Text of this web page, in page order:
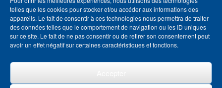
telles que les cookies pour stocker et/ou accéder aux informations des
appareils. Le fait de consentir à ces technologies nous permettra de traiter
des données telles que le comportement de navigation ou les ID uniques
sur ce site. Le fait de ne pas consentir ou de retirer son consentement peut
avoir un effet négatif sur certaines caractéristiques et fonctions.